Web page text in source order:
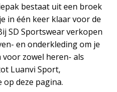
bestaat uit een broek
in één keer klaar voor de
SD Sportswear verkopen
en onderkleding om je
zowel heren- als
Luanvi Sport,
deze pagina.